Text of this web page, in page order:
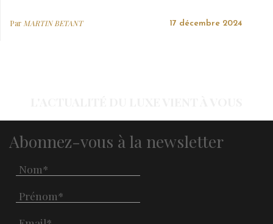
Par MARTIN BETANT 17 décembre 2024
Abonnez-vous à la newsletter